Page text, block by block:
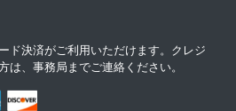
ド決済がご利用いただけます。クレジ
は、事務局までご連絡ください。